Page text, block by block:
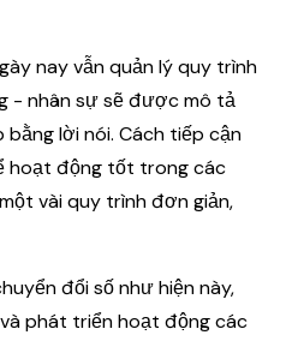
nay vẫn quản lý quy trình
- nhân sự sẽ được mô tả
lời nói. Cách tiếp cận
hoạt động tốt trong các
vài quy trình đơn giản,
đổi số như hiện này,
phát triển hoạt động các